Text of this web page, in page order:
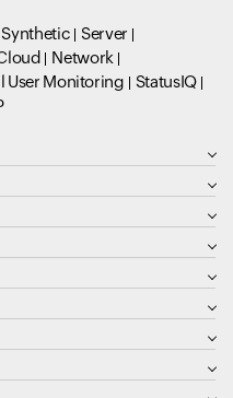
Synthetic
Server
Network
User Monitoring
StatusIQ